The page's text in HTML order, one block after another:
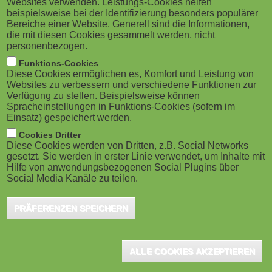
M
o
b
i
l
e
)
Wie Schulleitungen die Schule der
Zukunft sehen
Berlin, April 2022 - Deutschland braucht eine "neue
werden. Zu diesem Schluss kommt die...
Websites verwenden. Leistungs-Cookies helfen
beispielsweise bei der Identifizierung besonders populärer
Bereiche einer Website. Generell sind die Informationen,
die mit diesen Cookies gesammelt werden, nicht
personenbezogen.
Funktions-Cookies
Diese Cookies ermöglichen es, Komfort und Leistung von
Websites zu verbessern und verschiedene Funktionen zur
Verfügung zu stellen. Beispielsweise können
Spracheinstellungen in Funktions-Cookies (sofern im
Einsatz) gespeichert werden.
Cookies Dritter
Diese Cookies werden von Dritten, z.B. Social Networks
gesetzt. Sie werden in erster Linie verwendet, um Inhalte mit
Hilfe von anwendungsbezogenen Social Plugins über
Social Media Kanäle zu teilen.
PRÄFERENZEN SPEICHERN
ALLE COOKIES AKZEPTIEREN